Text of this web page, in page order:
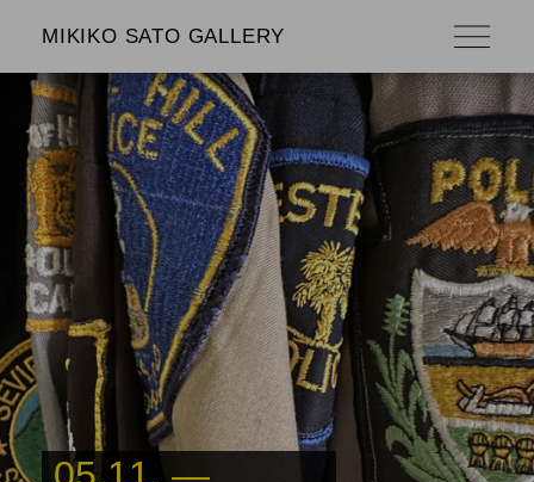
MIKIKO SATO GALLERY